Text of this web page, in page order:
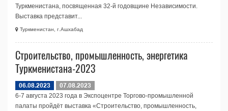
Туркменистана, посвященная 32-й годовщине Независимости.
Выставка представит...
Туркменистан, г.Ашхабад
Строительство, промышленность, энергетика
Туркменистана-2023
06.08.2023
07.08.2023
6-7 августа 2023 года в Экспоцентре Торгово-промышленной
палаты пройдёт выставка «Строительство, промышленность,